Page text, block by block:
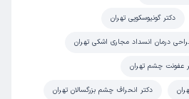
دکتر گونیوسکوپی تهران
درمان انسداد مجاری اشکی تهران
عفونت چشم تهران
دکتر انحراف چشم بزرگسالان تهران